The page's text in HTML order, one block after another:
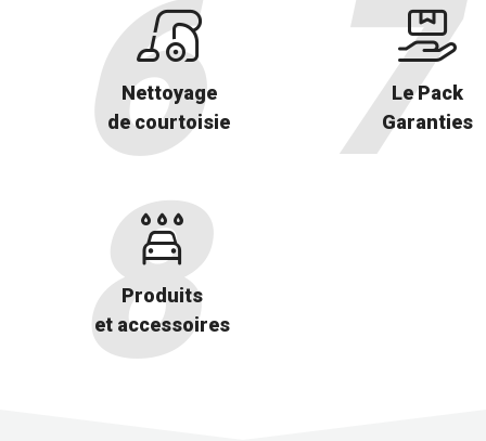
Nettoyage
de courtoisie
Le Pack
Garanties
Produits
et accessoires